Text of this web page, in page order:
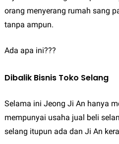
orang menyerang rumah sang
tanpa ampun.
Ada apa ini???
Dibalik Bisnis Toko Selang
Selama ini Jeong Ji An hanya
mempunyai usaha jual beli
selang itupun ada dan Ji An